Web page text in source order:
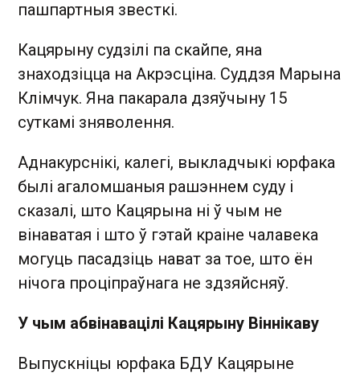
пашпартныя звесткі.
Кацярыну судзілі па скайпе, яна
знаходзіцца на Акрэсціна. Суддзя Марына
Клімчук. Яна пакарала дзяўчыну 15
суткамі зняволення.
Аднакурснікі, калегі, выкладчыкі юрфака
былі агаломшаныя рашэннем суду і
сказалі, што Кацярына ні ў чым не
вінаватая і што ў гэтай краіне чалавека
могуць пасадзіць нават за тое, што ён
нічога проціпраўнага не здзяйсняў.
У чым абвінавацілі Кацярыну Віннікаву
Выпускніцы юрфака БДУ Кацярыне